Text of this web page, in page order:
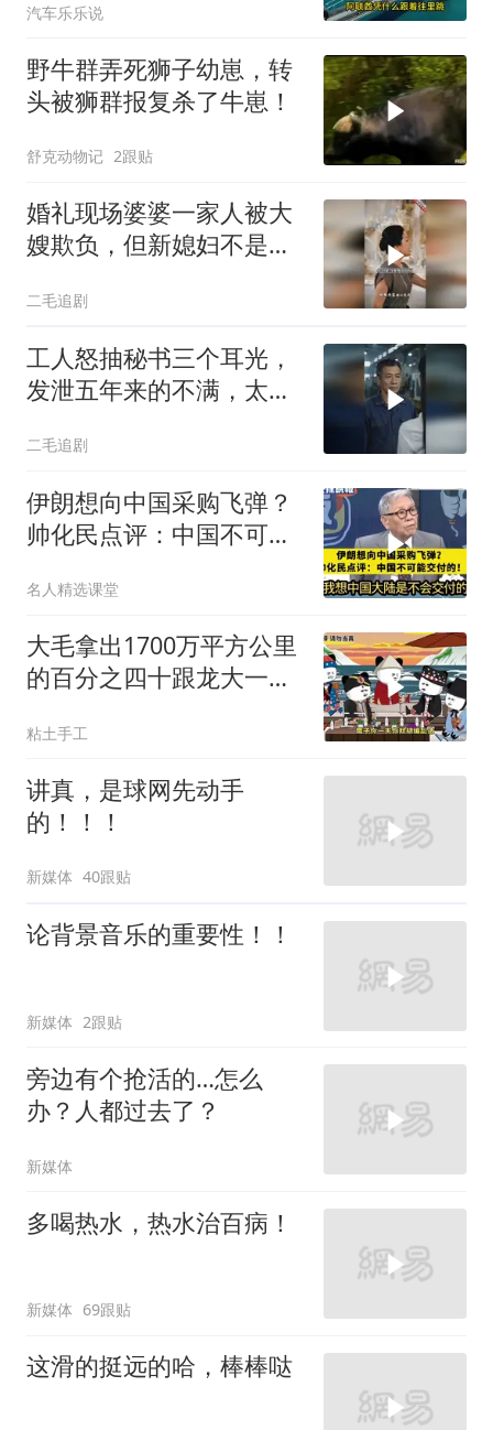
汽车乐乐说
野牛群弄死狮子幼崽，转
头被狮群报复杀了牛崽！
舒克动物记 2跟贴
婚礼现场婆婆一家人被大
嫂欺负，但新媳妇不是好
二毛追剧
工人怒抽秘书三个耳光，
发泄五年来的不满，太解
二毛追剧
伊朗想向中国采购飞弹？
帅化民点评：中国不可能
名人精选课堂
大毛拿出1700万平方公里
的百分之四十跟龙大一起
粘土手工
讲真，是球网先动手
的！！！
新媒体 40跟贴
论背景音乐的重要性！！
新媒体 2跟贴
旁边有个抢活的…怎么
办？人都过去了？
新媒体
多喝热水，热水治百病！
新媒体 69跟贴
这滑的挺远的哈，棒棒哒